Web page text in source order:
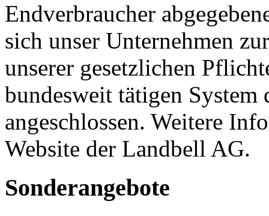
Endverbraucher
sich unser Unternehmen
unserer gesetzlichen
bundesweit tätigen
angeschlossen. Weitere
Website der Landbell AG.
Sonderangebote